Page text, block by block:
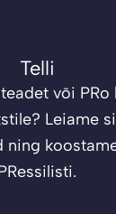
Telli
või PRo
Leiame
ning